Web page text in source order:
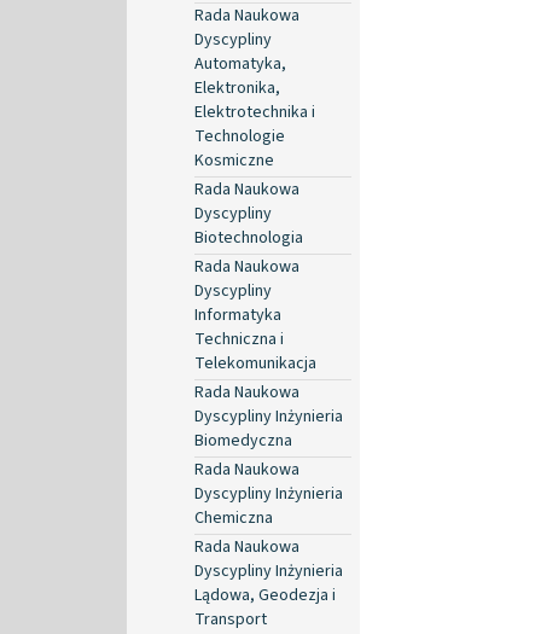
Rada Naukowa
Dyscypliny
Automatyka,
Elektronika,
Elektrotechnika i
Technologie
Kosmiczne
Rada Naukowa
Dyscypliny
Biotechnologia
Rada Naukowa
Dyscypliny
Informatyka
Techniczna i
Telekomunikacja
Rada Naukowa
Dyscypliny Inżynieria
Biomedyczna
Rada Naukowa
Dyscypliny Inżynieria
Chemiczna
Rada Naukowa
Dyscypliny Inżynieria
Lądowa, Geodezja i
Transport